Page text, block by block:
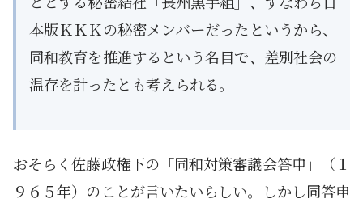
本版ＫＫＫの秘密メンバーだったというから、
同和教育を推進するという名目で、差別社会の
温存を計ったとも考えられる。
おそらく佐藤政権下の「同和対策審議会答申」（１
９６５年）のことが言いたいらしい。しかし同答申